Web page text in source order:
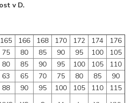
v D.
165 166 168 170 172 174
176
75 80 85 90 95 100
105
80 85 90 95 100 105
110
63 65 70 75 80 85
90
88 90 95 100 105 110
115